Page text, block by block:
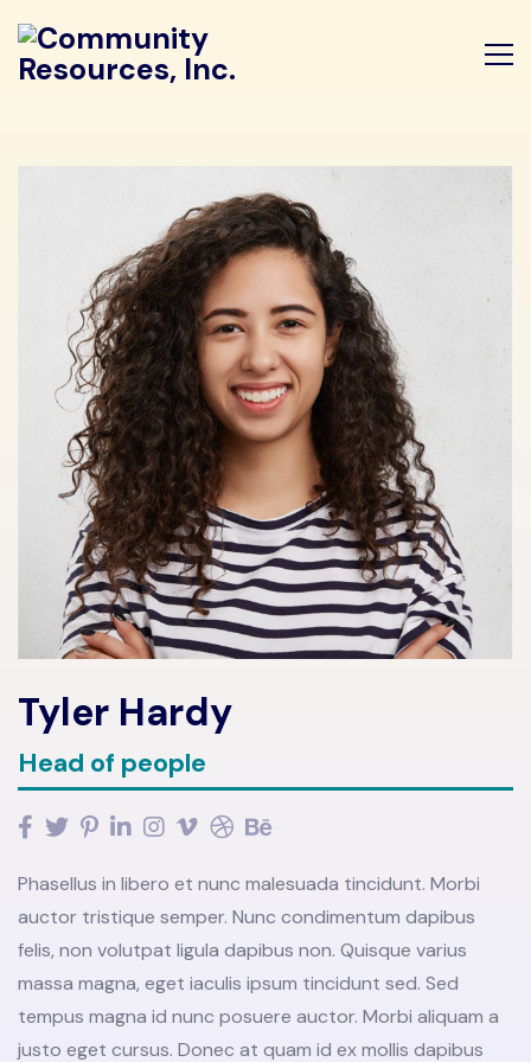
Tyler Hardy
Head of people
Phasellus in libero et nunc malesuada tincidunt. Morbi
auctor tristique semper. Nunc condimentum dapibus
felis, non volutpat ligula dapibus non. Quisque varius
massa magna, eget iaculis ipsum tincidunt sed. Sed
tempus magna id nunc posuere auctor. Morbi aliquam a
justo eget cursus. Donec at quam id ex mollis dapibus